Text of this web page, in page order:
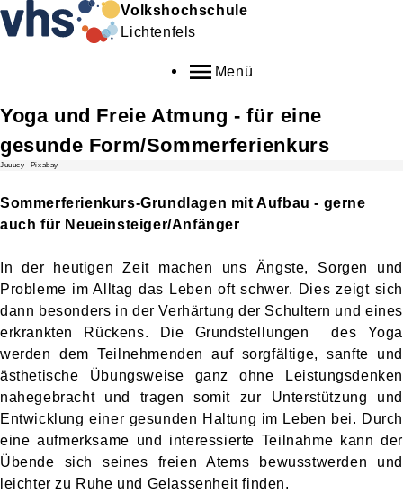
Volkshochschule
Lichtenfels
Menü
Yoga und Freie Atmung - für eine
gesunde Form/Sommerferienkurs
Juuucy -Pixabay
Sommerferienkurs-Grundlagen mit Aufbau - gerne
auch für Neueinsteiger/Anfänger
In der heutigen Zeit machen uns Ängste, Sorgen und
Probleme im Alltag das Leben oft schwer. Dies zeigt sich
dann besonders in der Verhärtung der Schultern und eines
erkrankten Rückens. Die Grundstellungen des Yoga
werden dem Teilnehmenden auf sorgfältige, sanfte und
ästhetische Übungsweise ganz ohne Leistungsdenken
nahegebracht und tragen somit zur Unterstützung und
Entwicklung einer gesunden Haltung im Leben bei. Durch
eine aufmerksame und interessierte Teilnahme kann der
Übende sich seines freien Atems bewusstwerden und
leichter zu Ruhe und Gelassenheit finden.